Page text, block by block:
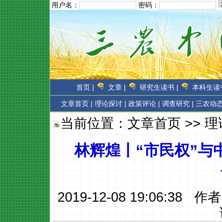
用户名： 密码：
首页 | 文章 | 研究生读书 | 本科生读
文章首页 | 理论探讨 | 政策评论 | 调查研究 | 三农动
当前位置：文章首页>>理
林辉煌丨“市民权”
2019-12-08 19:06:38 作